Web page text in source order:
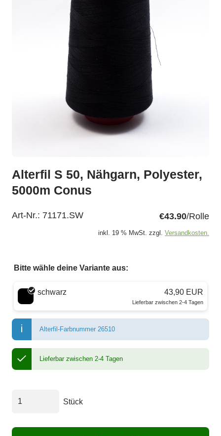
Alterfil S 50, Nähgarn, Polyester,
5000m Conus
Art-Nr.: 71171.SW €43.90/Rolle
inkl. 19 % MwSt. zzgl. Versandkosten.
Bitte wähle deine Variante aus:
Wähle eine Farbe
schwarz 43,90 EUR
Lieferbar zwischen 2-4 Tagen
Alterfil-Farbnummer 26510
Lieferbar zwischen 2-4 Tagen
Stück